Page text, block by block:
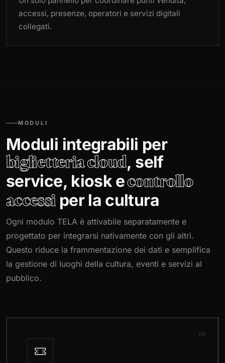
accessi, presenze, operatori e servizi digitali
collegati.
MODULI
Moduli integrabili per
biglietteria cloud, self
service, kiosk econtrollo
accessi per la cultura
Ogni modulo TELA è attivabile separatamente e
progettato per integrarsi nativamente con gli altri.
Questo riduce la frammentazione dei dati e semplifica
la gestione di luoghi della cultura, eventi e servizi al
pubblico.
01